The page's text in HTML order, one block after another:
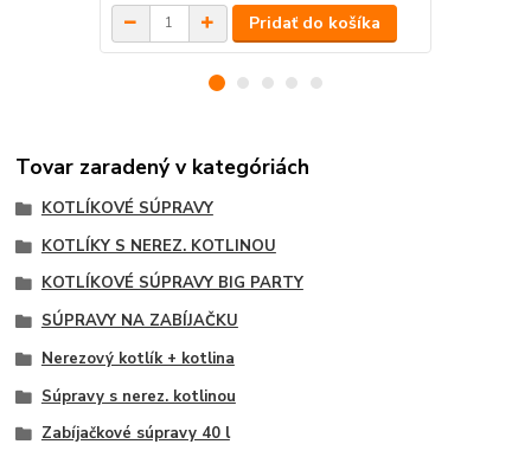
Pridať do košíka
Tovar zaradený v kategóriách
KOTLÍKOVÉ SÚPRAVY
KOTLÍKY S NEREZ. KOTLINOU
KOTLÍKOVÉ SÚPRAVY BIG PARTY
SÚPRAVY NA ZABÍJAČKU
Nerezový kotlík + kotlina
Súpravy s nerez. kotlinou
Zabíjačkové súpravy 40 l